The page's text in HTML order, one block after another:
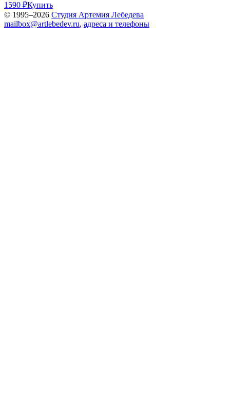
1590 ₽Купить
© 1995–2026 Студия Артемия Лебедева
mailbox@artlebedev.ru, адреса и телефоны